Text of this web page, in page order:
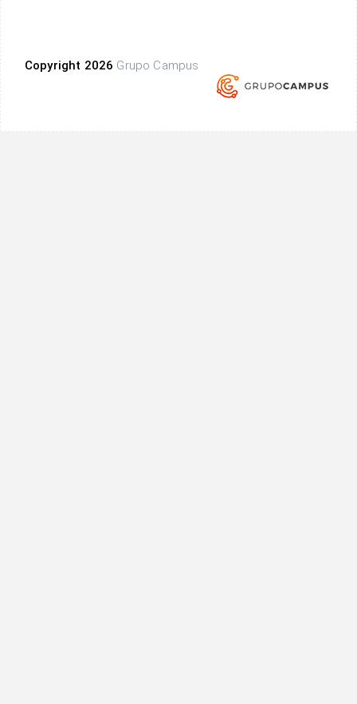
Copyright 2026 Grupo Campus